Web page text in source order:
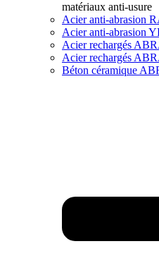
matériaux anti-usure
Acier anti-abrasion
Acier anti-abrasion
Acier rechargés
Acier rechargés
Béton céramique